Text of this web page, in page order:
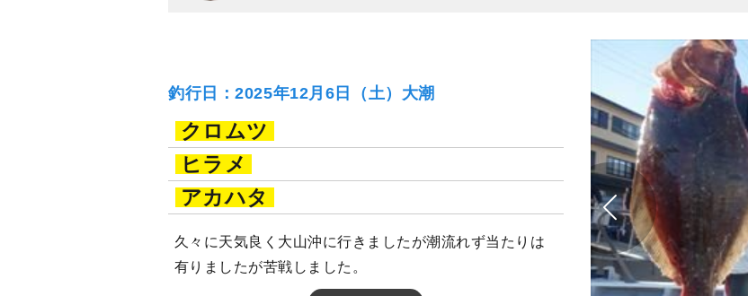
釣行日：2025年12月6日（土）大潮
クロムツ
ヒラメ
アカハタ
久々に天気良く大山沖に行きましたが潮流れず当たりは
有りましたが苦戦しました。